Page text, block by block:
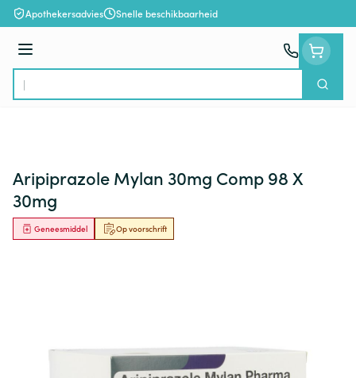
Ga naar de inhoud
Apothekersadvies Snelle beschikbaarheid
Menu
Product, merk, categorie...
Zoek
Aripiprazole Mylan 30mg Comp 98 X
30mg
Op voorschrift
Geneesmiddel